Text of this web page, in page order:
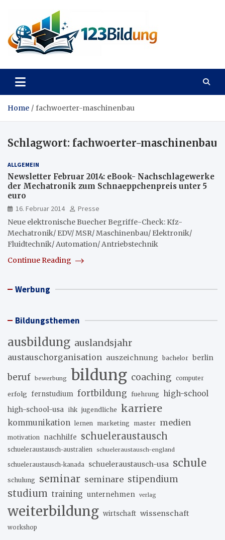
content
123Bildung
Home fachwoerter-maschinenbau
Schlagwort: fachwoerter-maschinenbau
ALLGEMEIN
Newsletter Februar 2014: eBook- Nachschlagewerke
der Mechatronik zum Schnaeppchenpreis unter 5
euro
16. Februar 2014
Presse
Neue elektronische Buecher Begriffe-Check: Kfz-
Mechatronik/ EDV/ MSR/ Maschinenbau/ Elektronik/
Fluidtechnik/ Automation/ Antriebstechnik
Continue Reading
Werbung
Bildungsthemen
ausbildung auslandsjahr
austauschorganisation auszeichnung bachelor berlin
beruf bewerbung bildung coaching computer
erfolg fernstudium fortbildung fuehrung high-school
high-school-usa ihk jugendliche karriere
kommunikation lernen marketing master medien
motivation nachhilfe schueleraustausch
schueleraustausch-australien schueleraustausch-england
schueleraustausch-kanada schueleraustausch-usa schule
schulung seminar seminare stipendium
studium training unternehmen verlag
weiterbildung wirtschaft wissenschaft
workshop